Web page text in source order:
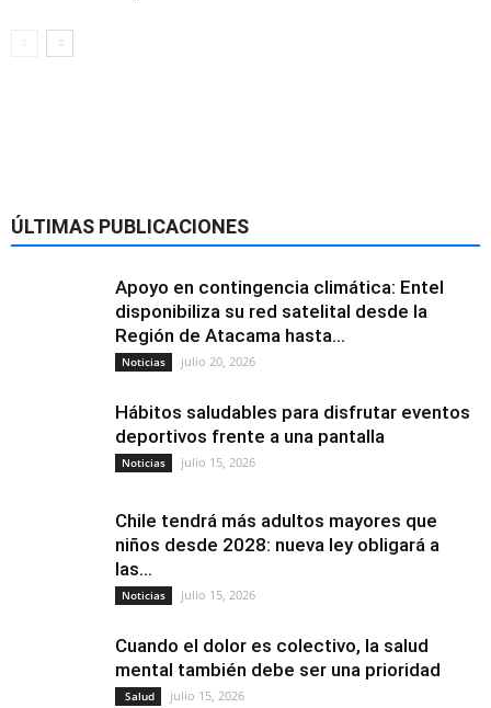
ÚLTIMAS PUBLICACIONES
Apoyo en contingencia climática: Entel
disponibiliza su red satelital desde la
Región de Atacama hasta...
Noticias julio 20, 2026
Hábitos saludables para disfrutar eventos
deportivos frente a una pantalla
Noticias julio 15, 2026
Chile tendrá más adultos mayores que
niños desde 2028: nueva ley obligará a
las...
Noticias julio 15, 2026
Cuando el dolor es colectivo, la salud
mental también debe ser una prioridad
Salud julio 15, 2026